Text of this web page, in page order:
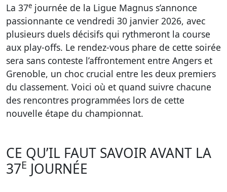
La 37e journée de la Ligue Magnus s’annonce
passionnante ce vendredi 30 janvier 2026, avec
plusieurs duels décisifs qui rythmeront la course
aux play-offs. Le rendez-vous phare de cette soirée
sera sans conteste l’affrontement entre Angers et
Grenoble, un choc crucial entre les deux premiers
du classement. Voici où et quand suivre chacune
des rencontres programmées lors de cette
nouvelle étape du championnat.
CE QU’IL FAUT SAVOIR AVANT LA
37E JOURNÉE